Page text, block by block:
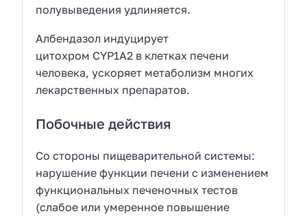
полувыведения удлиняется.
Албендазол индуцирует
цитохром CYP1A2 в клетках печени
человека, ускоряет метаболизм многих
лекарственных препаратов.
Побочные действия
Со стороны пищеварительной системы:
нарушение функции печени с изменением
функциональных печеночных тестов
(слабое или умеренное повышение